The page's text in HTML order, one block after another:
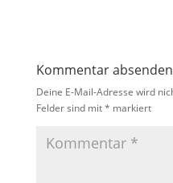
Kommentar absenden
Deine E-Mail-Adresse wird
Felder sind mit* markiert